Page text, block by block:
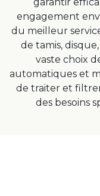
engagement
du meilleur
de tamis,
vaste choix
automatiques et
de traiter et
des besoins